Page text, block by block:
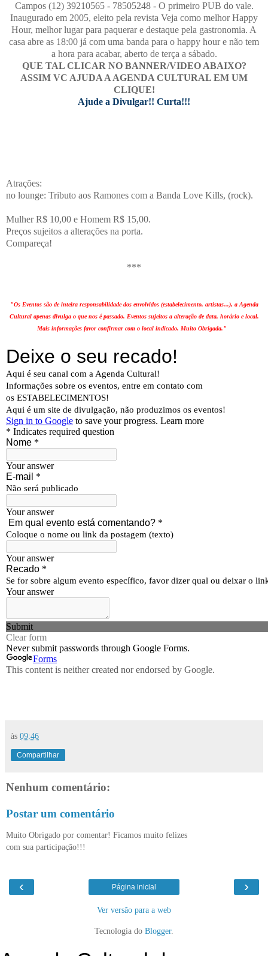
Campos (12) 39210565 - 78505248 - O primeiro PUB do vale.
Inaugurado em 2005, eleito pela revista Veja como melhor Happy
Hour, melhor lugar para paquerar e destaque pela gastronomia. A
casa abre as 18:00 já com uma banda para o happy hour e não tem
a hora para acabar, aberto de terça a sábado.
QUE TAL CLICAR NO BANNER/VIDEO ABAIXO?
ASSIM VC AJUDA A AGENDA CULTURAL EM UM
CLIQUE!
Ajude a Divulgar!! Curta!!!
Atrações:
no lounge: Tributo aos Ramones com a Banda Love Kills, (rock).
Mulher R$ 10,00 e Homem R$ 15,00.
Preços sujeitos a alterações na porta.
Compareça!
***
"Os Eventos são de inteira responsabilidade dos envolvidos (estabelecimento, artistas...), a Agenda
Cultural apenas divulga o que nos é passado. Eventos sujeitos a alteração de data, horário e local.
Mais informações favor confirmar com o local indicado. Muito Obrigada."
às 09:46
Compartilhar
Nenhum comentário:
Postar um comentário
Muito Obrigado por comentar! Ficamos muito felizes
com sua participação!!!
‹ ›
Página inicial
Ver versão para a web
Tecnologia do Blogger.